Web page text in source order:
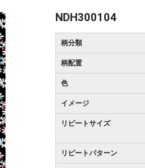
NDH300104
柄分類
柄配置
色
イメージ
リピートサイズ
リピートパターン